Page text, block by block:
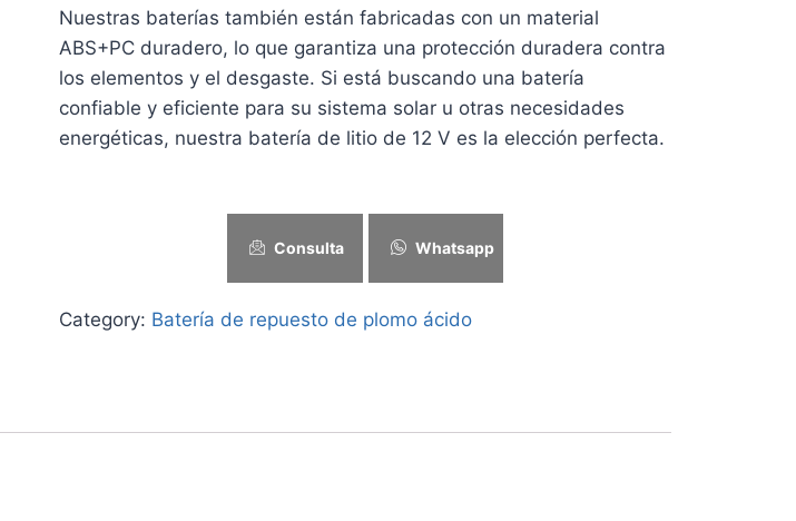
Nuestras baterías también están fabricadas con un material
ABS+PC duradero, lo que garantiza una protección duradera contra
los elementos y el desgaste. Si está buscando una batería
confiable y eficiente para su sistema solar u otras necesidades
energéticas, nuestra batería de litio de 12 V es la elección perfecta.
Consulta Whatsapp
Category: Batería de repuesto de plomo ácido